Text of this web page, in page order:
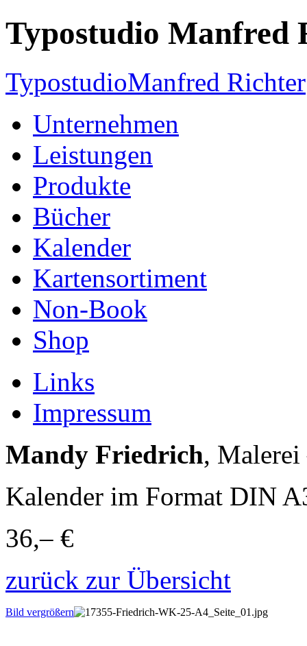
Typostudio Manfred
TypostudioManfred Richter
Unternehmen
Leistungen
Produkte
Bücher
Kalender
Kartensortiment
Non-Book
Shop
Links
Impressum
Mandy Friedrich,
Kalender im Format DIN
36,– €
zurück zur Übersicht
Bild vergrößern